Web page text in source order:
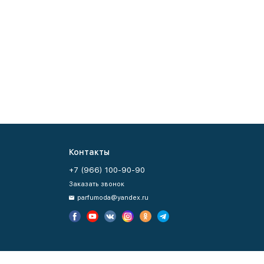
Контакты
+7 (966) 100-90-90
Заказать звонок
parfumoda@yandex.ru